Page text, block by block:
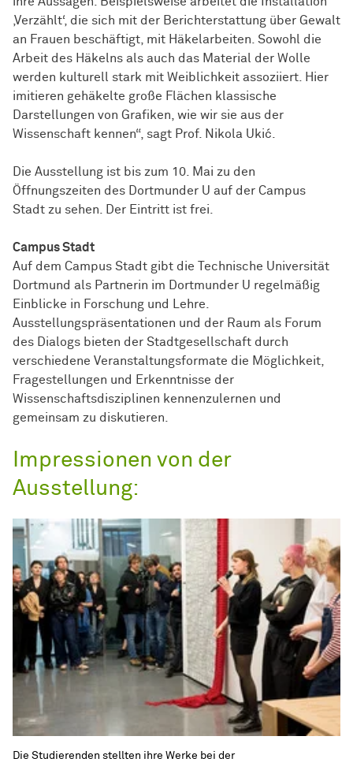
‚Verzählt‘, die sich mit der Berichterstattung über Gewalt
an Frauen beschäftigt, mit Häkelarbeiten. Sowohl die
Arbeit des Häkelns als auch das Material der Wolle
werden kulturell stark mit Weiblichkeit assoziiert. Hier
imitieren gehäkelte große Flächen klassische
Darstellungen von Grafiken, wie wir sie aus der
Wissenschaft kennen“, sagt Prof. Nikola Ukić.
Die Ausstellung ist bis zum 10. Mai zu den
Öffnungszeiten des Dortmunder U auf der Campus
Stadt zu sehen. Der Eintritt ist frei.
Campus Stadt
Auf dem Campus Stadt gibt die Technische Universität
Dortmund als Partnerin im Dortmunder U regelmäßig
Einblicke in Forschung und Lehre.
Ausstellungspräsentationen und der Raum als Forum
des Dialogs bieten der Stadtgesellschaft durch
verschiedene Veranstaltungsformate die Möglichkeit,
Fragestellungen und Erkenntnisse der
Wissenschaftsdisziplinen kennenzulernen und
gemeinsam zu diskutieren.
Impressionen von der
Ausstellung:
Die Studierenden stellten ihre Werke bei der